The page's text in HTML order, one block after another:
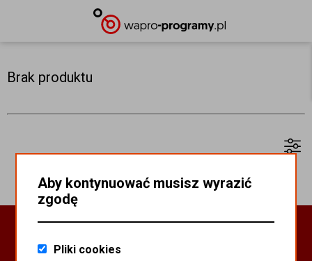
Brak produktu
PROGRAMY WAPRO ERP
Aby kontynuować musisz wyrazić
zgodę
Pliki cookies